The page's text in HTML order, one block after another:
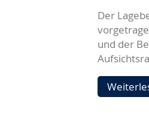
Der
und der